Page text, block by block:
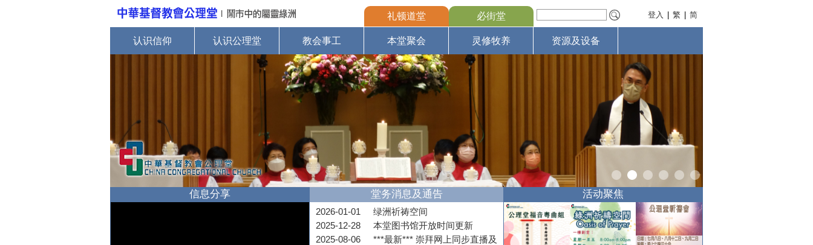
礼顿道堂 必街堂 登入 繁 简
认识信仰 认识公理堂 教会事工 本堂聚会 灵修牧养 资源及设备
信息分享 堂务消息及通告
2026-01-01
绿洲祈祷空间
2025-12-28
本堂图书馆开放时间更新
2025-08-06
***最新*** 崇拜网上同步直播及
活动聚焦